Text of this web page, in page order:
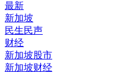
最新
新加坡
民生民声
财经
新加坡股市
新加坡财经